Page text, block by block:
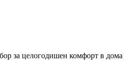
за целогодишен комфорт в дома